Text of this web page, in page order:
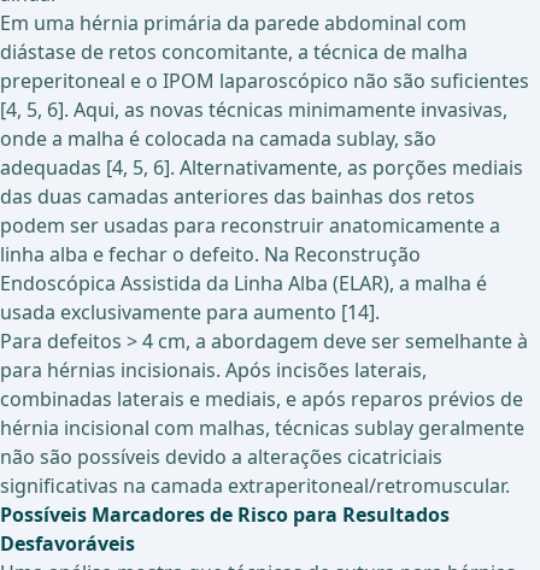
Em uma hérnia primária da parede abdominal com
diástase de retos concomitante, a técnica de malha
preperitoneal e o IPOM laparoscópico não são suficientes
[4, 5, 6]. Aqui, as novas técnicas minimamente invasivas,
onde a malha é colocada na camada sublay, são
adequadas [4, 5, 6]. Alternativamente, as porções mediais
das duas camadas anteriores das bainhas dos retos
podem ser usadas para reconstruir anatomicamente a
linha alba e fechar o defeito. Na Reconstrução
Endoscópica Assistida da Linha Alba (ELAR), a malha é
usada exclusivamente para aumento [14].
Para defeitos > 4 cm, a abordagem deve ser semelhante à
para hérnias incisionais. Após incisões laterais,
combinadas laterais e mediais, e após reparos prévios de
hérnia incisional com malhas, técnicas sublay geralmente
não são possíveis devido a alterações cicatriciais
significativas na camada extraperitoneal/retromuscular.
Possíveis Marcadores de Risco para Resultados
Desfavoráveis